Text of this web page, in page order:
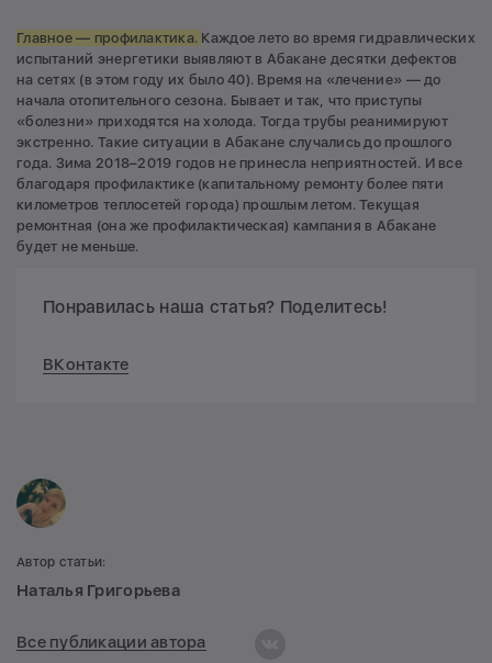
Главное — профилактика. Каждое лето во время гидравлических
испытаний энергетики выявляют в Абакане десятки дефектов
на сетях (в этом году их было 40). Время на «лечение» — до
начала отопительного сезона. Бывает и так, что приступы
«болезни» приходятся на холода. Тогда трубы реанимируют
экстренно. Такие ситуации в Абакане случались до прошлого
года. Зима 2018–2019 годов не принесла неприятностей. И все
благодаря профилактике (капитальному ремонту более пяти
километров теплосетей города) прошлым летом. Текущая
ремонтная (она же профилактическая) кампания в Абакане
будет не меньше.
Понравилась наша статья? Поделитесь!
ВКонтакте
Автор статьи:
Наталья Григорьева
Все публикации автора